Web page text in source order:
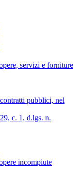
servizi e forniture
pubblici, nel
c. 1, d.lgs. n.
incompiute